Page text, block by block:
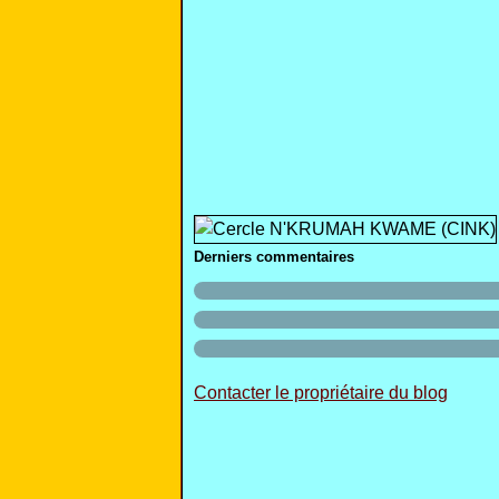
Derniers commentaires
Contacter le propriétaire du blog